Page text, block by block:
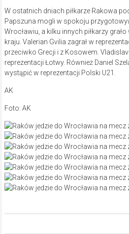
W ostatnich dniach piłkarze Rakowa
Papszuna mogli w spokoju
Wrocławiu, a kilku innych piłkarzy
kraju. Valerian Gvilia zagrał w
przeciwko Grecji i z Kosowem.
reprezentacji Łotwy. Również Daniel
wystąpić w reprezentacji Polski U21.
AK
Foto: AK